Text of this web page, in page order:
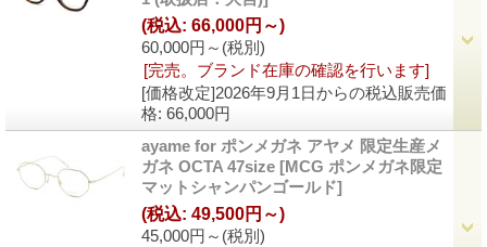
60,000円～ (税別)
(税込: 66,000円～)
[完売。ブランド在庫の確認を行います]
[価格改定]2026年9月1日からの税込販売価
格: 66,000円
ayame for ポンメガネ アヤメ 限定生産メ
ガネ OCTA 47size [MCG ポンメガネ限定
マットシャンパンゴールド]
45,000円～ (税別)
(税込: 49,500円～)